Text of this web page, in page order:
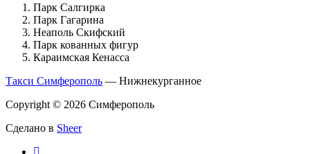
Парк Салгирка
Парк Гагарина
Неаполь Скифский
Парк кованных фигур
Караимская Кенасса
Такси Симферополь — Нижнекурганное
Copyright © 2026 Симферополь
Сделано в Sheer